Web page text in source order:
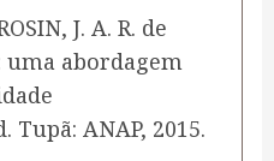
J. A. R. de
uma abordagem
Tupã: ANAP, 2015.